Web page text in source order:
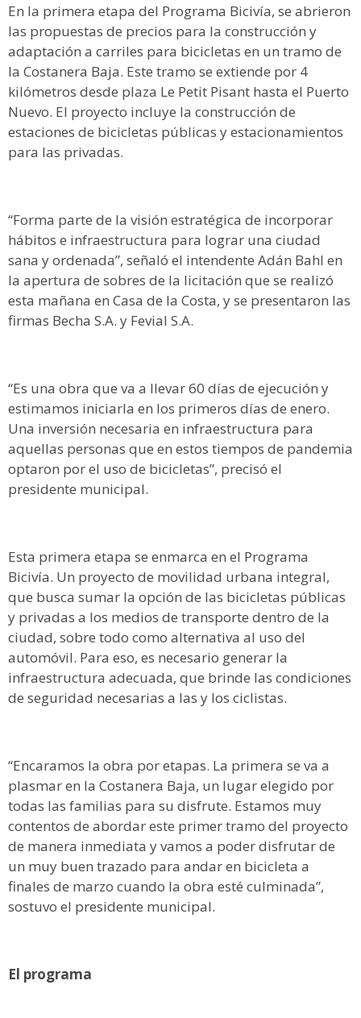
En la primera etapa del Programa Bicivía, se abrieron
las propuestas de precios para la construcción y
adaptación a carriles para bicicletas en un tramo de
la Costanera Baja. Este tramo se extiende por 4
kilómetros desde plaza Le Petit Pisant hasta el Puerto
Nuevo. El proyecto incluye la construcción de
estaciones de bicicletas públicas y estacionamientos
para las privadas.
“Forma parte de la visión estratégica de incorporar
hábitos e infraestructura para lograr una ciudad
sana y ordenada”, señaló el intendente Adán Bahl en
la apertura de sobres de la licitación que se realizó
esta mañana en Casa de la Costa, y se presentaron las
firmas Becha S.A. y Fevial S.A.
“Es una obra que va a llevar 60 días de ejecución y
estimamos iniciarla en los primeros días de enero.
Una inversión necesaria en infraestructura para
aquellas personas que en estos tiempos de pandemia
optaron por el uso de bicicletas”, precisó el
presidente municipal.
Esta primera etapa se enmarca en el Programa
Bicivía. Un proyecto de movilidad urbana integral,
que busca sumar la opción de las bicicletas públicas
y privadas a los medios de transporte dentro de la
ciudad, sobre todo como alternativa al uso del
automóvil. Para eso, es necesario generar la
infraestructura adecuada, que brinde las condiciones
de seguridad necesarias a las y los ciclistas.
“Encaramos la obra por etapas. La primera se va a
plasmar en la Costanera Baja, un lugar elegido por
todas las familias para su disfrute. Estamos muy
contentos de abordar este primer tramo del proyecto
de manera inmediata y vamos a poder disfrutar de
un muy buen trazado para andar en bicicleta a
finales de marzo cuando la obra esté culminada”,
sostuvo el presidente municipal.
El programa